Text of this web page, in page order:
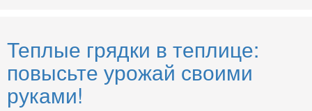
Теплые грядки в теплице:
повысьте урожай своими
руками!